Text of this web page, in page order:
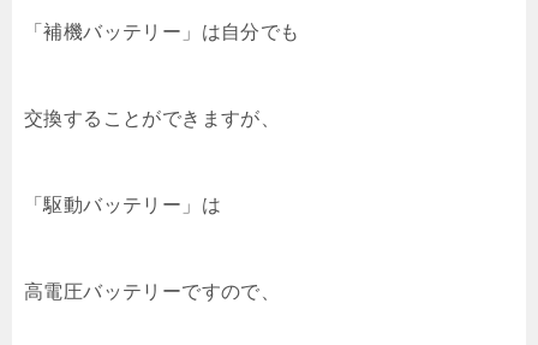
「補機バッテリー」は自分でも
交換することができますが、
「駆動バッテリー」は
高電圧バッテリーですので、